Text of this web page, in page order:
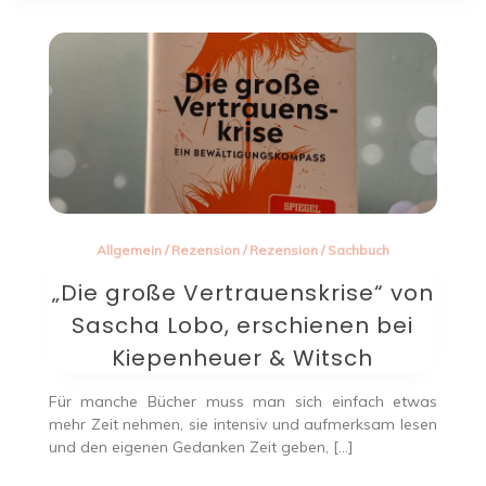
Allgemein/ Rezension/ Rezension/ Sachbuch
„Die große Vertrauenskrise“ von
Sascha Lobo, erschienen bei
Kiepenheuer & Witsch
Für manche Bücher muss man sich einfach etwas
mehr Zeit nehmen, sie intensiv und aufmerksam lesen
und den eigenen Gedanken Zeit geben, […]